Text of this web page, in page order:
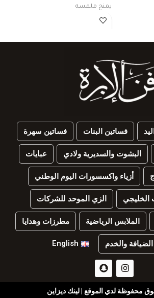
يمنح ملمسه
فساتين البنات فساتين سهرة
البشوت والسديرية ولادي عبايات
أزياء واكسسورات اليوم الوطني
الخليجي الزي الموحد للشركات
الملابس الرياضية مطرزات وهدايا
والخدم English
محفوظة لدي الموقع | لينك ديزاين